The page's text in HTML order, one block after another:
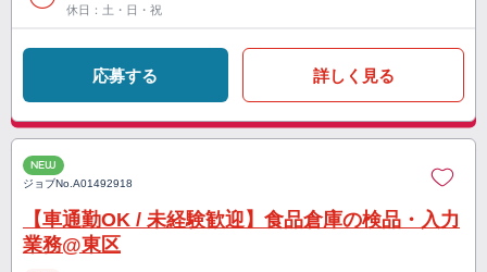
休日：土・日・祝
応募する 詳しく見る
NEW
ジョブNo.A01492918
【車通勤OK / 未経験歓迎】食品倉庫の検品・入力
業務@東区